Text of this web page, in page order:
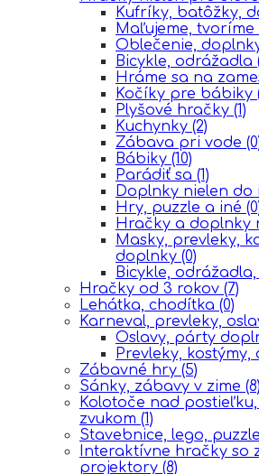
Kufríky, batôžky,
Maľujeme, tvoríme
Oblečenie,
Bicykle, odrážadla
Hráme sa na
Kočíky pre bábiky
Plyšové hračky (1)
Kuchynky (2)
Zábava pri vode
Bábiky (10)
Parádiť sa (1)
Doplnky nielen do
Hry, puzzle a iné
Hračky a doplnky
Masky, prevleky,
doplnky (0)
Bicykle,
Hračky od 3 rokov (7)
Lehátka, chodítka (0)
Karneval, prevleky,
Oslavy, párty
Prevleky,
Zábavné hry (5)
Sánky, zábavy v zime (8)
Kolotoče nad
zvukom (1)
Stavebnice, lego, puzzle
Interaktívne hračky so
projektory (8)